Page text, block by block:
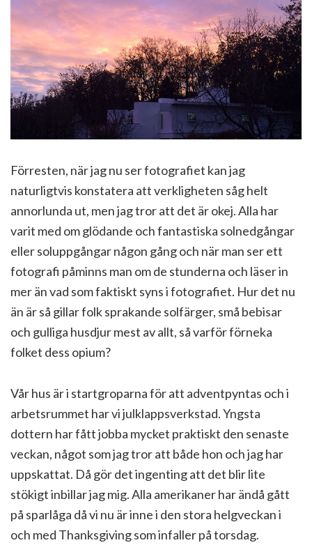
Förresten, när jag nu ser fotografiet kan jag
naturligtvis konstatera att verkligheten såg helt
annorlunda ut, men jag tror att det är okej. Alla har
varit med om glödande och fantastiska solnedgångar
eller soluppgångar någon gång och när man ser ett
fotografi påminns man om de stunderna och läser in
mer än vad som faktiskt syns i fotografiet. Hur det nu
än är så gillar folk sprakande solfärger, små bebisar
och gulliga husdjur mest av allt, så varför förneka
folket dess opium?
Vår hus är i startgroparna för att adventpyntas och i
arbetsrummet har vi julklappsverkstad. Yngsta
dottern har fått jobba mycket praktiskt den senaste
veckan, något som jag tror att både hon och jag har
uppskattat. Då gör det ingenting att det blir lite
stökigt inbillar jag mig. Alla amerikaner har ändå gått
på sparlåga då vi nu är inne i den stora helgveckan i
och med Thanksgiving som infaller på torsdag.